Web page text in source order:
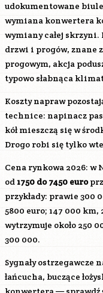
udokumentowane
wymiana konwertera
wymiany całej skrzyni.
drzwi i progów, znane
progowym, akcja
typowo słabnąca
Koszty napraw
technice: napinacz
kół mieszczą się w
Drogo robi się tylko
Cena rynkowa 2026:
od 1750 do 7450 euro
przykłady: prawie 300
5800 euro; 147 000 km,
wytrzymuje około 250
300 000.
Sygnały ostrzegawcze
łańcucha, buczące